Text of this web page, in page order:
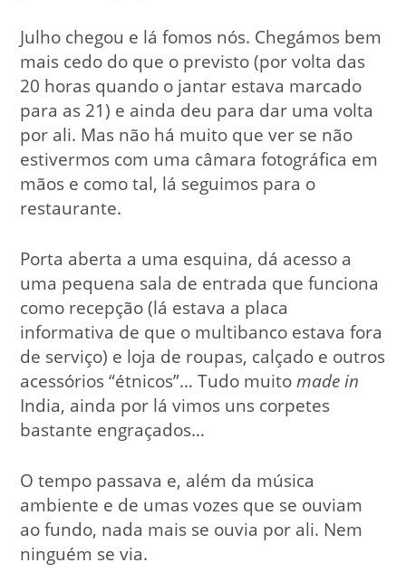
Julho chegou e lá fomos nós. Chegámos bem
mais cedo do que o previsto (por volta das
20 horas quando o jantar estava marcado
para as 21) e ainda deu para dar uma volta
por ali. Mas não há muito que ver se não
estivermos com uma câmara fotográfica em
mãos e como tal, lá seguimos para o
restaurante.
Porta aberta a uma esquina, dá acesso a
uma pequena sala de entrada que funciona
como recepção (lá estava a placa
informativa de que o multibanco estava fora
de serviço) e loja de roupas, calçado e outros
acessórios “étnicos”… Tudo muitomade in
India, ainda por lá vimos uns corpetes
bastante engraçados…
O tempo passava e, além da música
ambiente e de umas vozes que se ouviam
ao fundo, nada mais se ouvia por ali. Nem
ninguém se via.